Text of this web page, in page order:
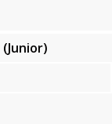
(Junior)